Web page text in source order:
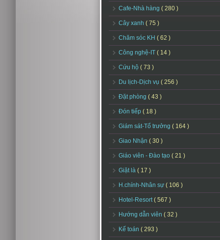
Cafe-Nhà hàng ( 280 )
Cây xanh ( 75 )
Chăm sóc KH ( 62 )
Công nghệ-IT ( 14 )
Cứu hộ ( 73 )
Du lịch-Dịch vụ ( 256 )
Đặt phòng ( 43 )
Đón tiếp ( 18 )
Giám sát-Tổ trưởng ( 164 )
Giao Nhận ( 30 )
Giáo viên - Đào tạo ( 21 )
Giặt là ( 17 )
H.chính-Nhân sự ( 106 )
Hotel-Resort( 567 )
Hướng dẫn viên ( 32 )
Kế toán ( 293 )